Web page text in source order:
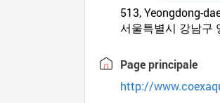
513, Yeongdong-
서울특별시 강남구
Page principale
http://